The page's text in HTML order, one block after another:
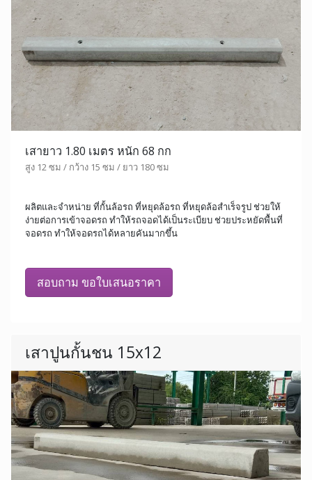
เสายาว 1.80 เมตร หนัก 68 กก
สูง 12 ซม / กว้าง 15 ซม / ยาว 180 ซม
ผลิตและจำหน่าย ที่กั้นล้อรถ ที่หยุดล้อรถ ที่หยุดล้อสำเร็จรูป ช่วยให้
ง่ายต่อการเข้าจอดรถ ทำให้รถจอดได้เป็นระเบียบ ช่วยประหยัดพื้นที่
จอดรถ ทำให้จอดรถได้หลายคันมากขึ้น
สอบถาม ขอใบเสนอราคา
เสาปูนกั้นชน 15x12